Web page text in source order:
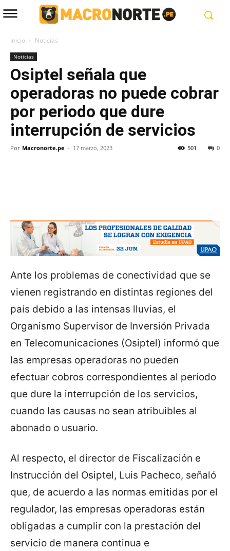
Inicio Noticias
Noticias
Osiptel señala que
operadoras no puede cobrar
por periodo que dure
interrupción de servicios
Por Macronorte.pe - 17 marzo, 2023 0
501
Ante los problemas de conectividad que se
vienen registrando en distintas regiones del
país debido a las intensas lluvias, el
Organismo Supervisor de Inversión Privada
en Telecomunicaciones (Osiptel) informó que
las empresas operadoras no pueden
efectuar cobros correspondientes al período
que dure la interrupción de los servicios,
cuando las causas no sean atribuibles al
abonado o usuario.
Al respecto, el director de Fiscalización e
Instrucción del Osiptel, Luis Pacheco, señaló
que, de acuerdo a las normas emitidas por el
regulador, las empresas operadoras están
obligadas a cumplir con la prestación del
servicio de manera continua e